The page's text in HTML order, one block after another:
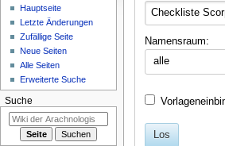
Namensraum:
alle
Los
Hauptseite
Letzte Änderungen
Zufällige Seite
Neue Seiten
Alle Seiten
Erweiterte Suche
Suche